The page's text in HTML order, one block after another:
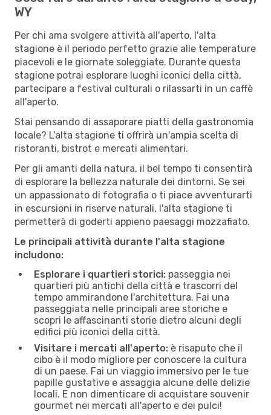
WY
Per chi ama svolgere attività all'aperto, l'alta
stagione è il periodo perfetto grazie alle temperature
piacevoli e le giornate soleggiate. Durante questa
stagione potrai esplorare luoghi iconici della città,
partecipare a festival culturali o rilassarti in un caffè
all'aperto.
Stai pensando di assaporare piatti della gastronomia
locale? L'alta stagione ti offrirà un'ampia scelta di
ristoranti, bistrot e mercati alimentari.
Per gli amanti della natura, il bel tempo ti consentirà
di esplorare la bellezza naturale dei dintorni. Se sei
un appassionato di fotografia o ti piace avventurarti
in escursioni in riserve naturali, l'alta stagione ti
permetterà di goderti appieno paesaggi mozzafiato.
Le principali attività durante l'alta stagione
includono:
Esplorare i quartieri storici: passeggia nei
quartieri più antichi della città e trascorri del
tempo ammirandone l'architettura. Fai una
passeggiata nelle principali aree storiche e
scopri le affascinanti storie dietro alcuni degli
edifici più iconici della città.
Visitare i mercati all'aperto: è risaputo che il
cibo è il modo migliore per conoscere la cultura
di un paese. Fai un viaggio immersivo per le tue
papille gustative e assaggia alcune delle delizie
locali. E non dimenticare di acquistare souvenir
gourmet nei mercati all'aperto e dei pulci!